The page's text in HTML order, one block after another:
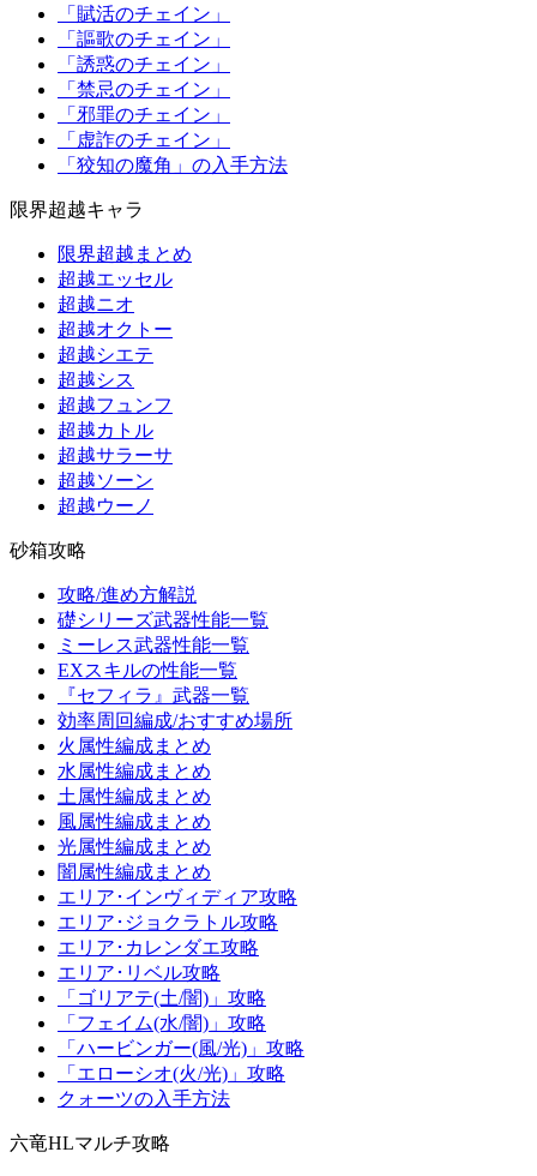
「賦活のチェイン」
「謳歌のチェイン」
「誘惑のチェイン」
「禁忌のチェイン」
「邪罪のチェイン」
「虚詐のチェイン」
「狡知の魔角」の入手方法
限界超越キャラ
限界超越まとめ
超越エッセル
超越ニオ
超越オクトー
超越シエテ
超越シス
超越フュンフ
超越カトル
超越サラーサ
超越ソーン
超越ウーノ
砂箱攻略
攻略/進め方解説
礎シリーズ武器性能一覧
ミーレス武器性能一覧
EXスキルの性能一覧
『セフィラ』武器一覧
効率周回編成/おすすめ場所
火属性編成まとめ
水属性編成まとめ
土属性編成まとめ
風属性編成まとめ
光属性編成まとめ
闇属性編成まとめ
エリア･インヴィディア攻略
エリア･ジョクラトル攻略
エリア･カレンダエ攻略
エリア･リベル攻略
「ゴリアテ(土/闇)」攻略
「フェイム(水/闇)」攻略
「ハービンガー(風/光)」攻略
「エローシオ(火/光)」攻略
クォーツの入手方法
六竜HLマルチ攻略